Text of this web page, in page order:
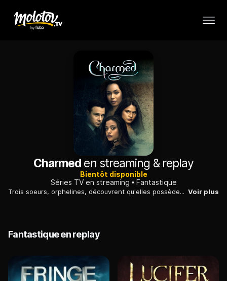
Charmed en streaming & replay
Bientôt disponible
Séries TV en streaming
Fantastique
Trois soeurs, orphelines, découvrent qu'elles possèdent toutes des pouvoirs magiques et que, combinés, ils se révèlent très puissants... Voir plus
Fantastique en replay